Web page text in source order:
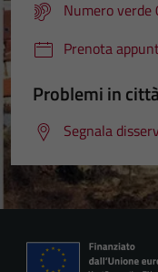
Numero
Prenota
Problemi in
Segnala